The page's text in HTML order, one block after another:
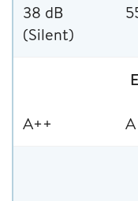
38 dB
(Silent)
A++ A